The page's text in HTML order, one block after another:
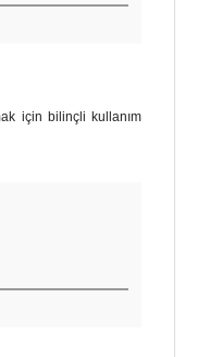
için bilinçli kullanım